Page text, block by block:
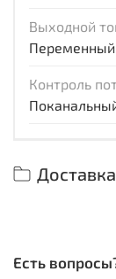
Выходной
Переменный
Контроль
Есть